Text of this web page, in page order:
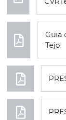
Guia
Tejo